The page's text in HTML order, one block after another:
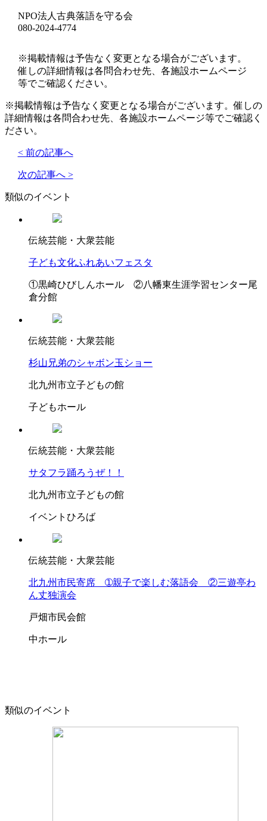
NPO法人古典落語を守る会
080-2024-4774
※掲載情報は予告なく変更となる場合がございます。
催しの詳細情報は各問合わせ先、各施設ホームページ
等でご確認ください。
※掲載情報は予告なく変更となる場合がございます。催しの
詳細情報は各問合わせ先、各施設ホームページ等でご確認く
ださい。
< 前の記事へ
次の記事へ >
類似のイベント
伝統芸能・大衆芸能
子ども文化ふれあいフェスタ
①黒崎ひびしんホール ②八幡東生涯学習センター尾
倉分館
伝統芸能・大衆芸能
杉山兄弟のシャボン玉ショー
北九州市立子どもの館
子どもホール
伝統芸能・大衆芸能
サタフラ踊ろうぜ！！
北九州市立子どもの館
イベントひろば
伝統芸能・大衆芸能
北九州市民寄席 ➀親子で楽しむ落語会 ②三遊亭わ
ん丈独演会
戸畑市民会館
中ホール
類似のイベント